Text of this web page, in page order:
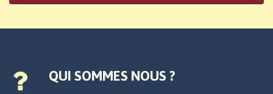
QUI SOMMES NOUS ?